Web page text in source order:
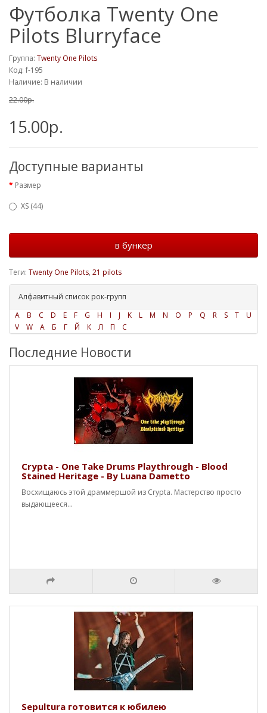
Футболка Twenty One
Pilots Blurryface
Группа: Twenty One Pilots
Код: f-195
Наличие: В наличии
22.00р.
15.00р.
Доступные варианты
Размер
XS (44)
в бункер
Теги: Twenty One Pilots, 21 pilots
Алфавитный список рок-групп
A
B C D E F G H I J K L M N O P Q R S T
U
V
W А Б Г Й К Л П С
Последние Новости
Crypta - One Take Drums Playthrough - Blood
Stained Heritage - By Luana Dametto
Восхищаюсь этой драммершой из Crypta. Мастерство просто
выдающееся...
Sepultura готовится к юбилею